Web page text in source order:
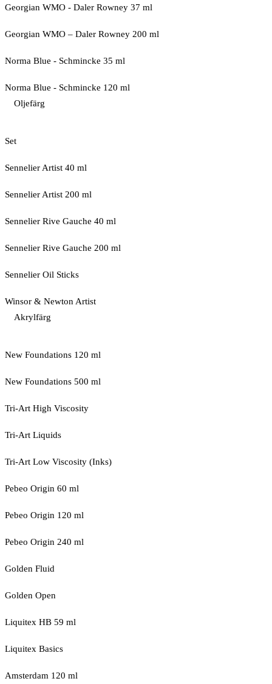
Georgian WMO - Daler Rowney 37 ml
Georgian WMO – Daler Rowney 200 ml
Norma Blue - Schmincke 35 ml
Norma Blue - Schmincke 120 ml
Oljefärg
Set
Sennelier Artist 40 ml
Sennelier Artist 200 ml
Sennelier Rive Gauche 40 ml
Sennelier Rive Gauche 200 ml
Sennelier Oil Sticks
Winsor & Newton Artist
Akrylfärg
New Foundations 120 ml
New Foundations 500 ml
Tri-Art High Viscosity
Tri-Art Liquids
Tri-Art Low Viscosity (Inks)
Pebeo Origin 60 ml
Pebeo Origin 120 ml
Pebeo Origin 240 ml
Golden Fluid
Golden Open
Liquitex HB 59 ml
Liquitex Basics
Amsterdam 120 ml